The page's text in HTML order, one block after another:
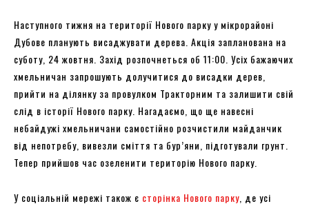
Наступного тижня на території Нового парку у мікрорайоні
Дубове планують висаджувати дерева. Акція запланована на
суботу, 24 жовтня. Захід розпочнеться об 11:00. Усіх бажаючих
хмельничан запрошують долучитися до висадки дерев,
прийти на ділянку за провулком Тракторним та залишити свій
слід в історії Нового парку. Нагадаємо, що ще навесні
небайдужі хмельничани самостійно розчистили майданчик
від непотребу, вивезли сміття та бур’яни, підготували грунт.
Тепер прийшов час озеленити територію Нового парку.
У соціальній мережі також є сторінка Нового парку , де усі